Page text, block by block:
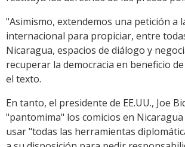
"Asimismo, extendemos una petición a
internacional para propiciar, entre
Nicaragua, espacios de diálogo y
recuperar la democracia en beneficio
el texto.
En tanto, el presidente de EE.UU., Joe
"pantomima" los comicios en
usar "todas las herramientas